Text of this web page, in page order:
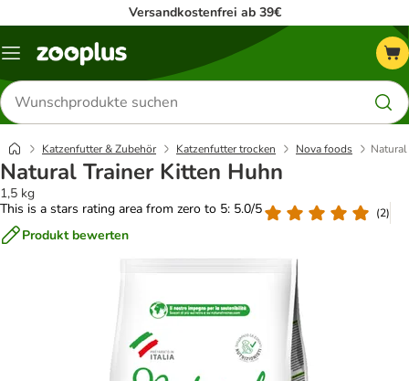
Versandkostenfrei ab 39€
Menü
Produkte
suchen
Katzenfutter & Zubehör Katzenfutter trocken Nova foods
Natural Trainer Kitten Huhn
1,5 kg
This is a stars rating area from zero to 5: 5.0/5
(2)
Produkt bewerten